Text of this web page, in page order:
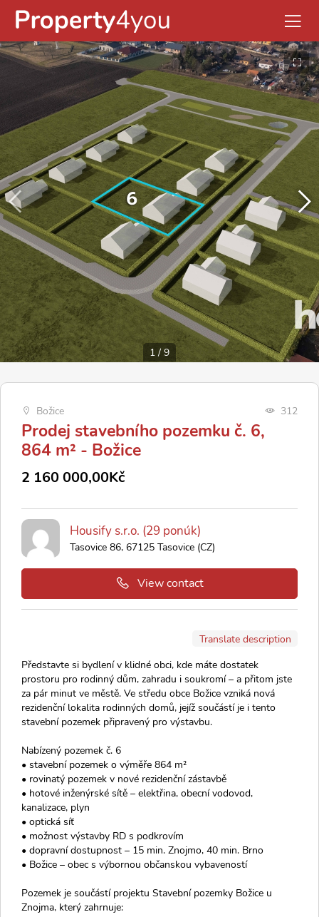
1 / 9
Božice 312
Prodej stavebního pozemku č. 6,
864 m² - Božice
2 160 000,00Kč
Housify s.r.o. (29 ponúk)
Tasovice 86, 67125 Tasovice (CZ)
View contact
Translate description
Představte si bydlení v klidné obci, kde máte dostatek
prostoru pro rodinný dům, zahradu i soukromí – a přitom jste
za pár minut ve městě. Ve středu obce Božice vzniká nová
rezidenční lokalita rodinných domů, jejíž součástí je i tento
stavební pozemek připravený pro výstavbu.
Nabízený pozemek č. 6
• stavební pozemek o výměře 864 m²
• rovinatý pozemek v nové rezidenční zástavbě
• hotové inženýrské sítě – elektřina, obecní vodovod,
kanalizace, plyn
• optická síť
• možnost výstavby RD s podkrovím
• dopravní dostupnost – 15 min. Znojmo, 40 min. Brno
• Božice – obec s výbornou občanskou vybaveností
Pozemek je součástí projektu Stavební pozemky Božice u
Znojma, který zahrnuje: